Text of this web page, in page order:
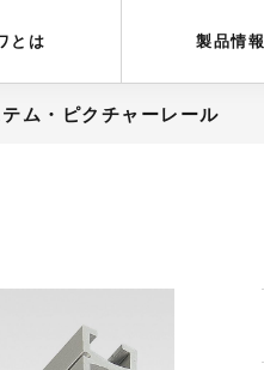
とは 製品情報
ム・ピクチャーレール